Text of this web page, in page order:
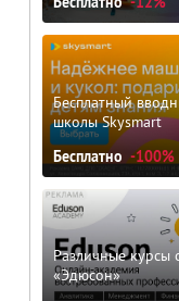
Бесплатный
школы Skysmart
Бесплатно -100%
Различные курсы
«Эдюсон»